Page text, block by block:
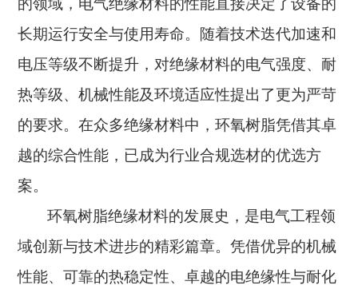
长期运行安全与使用寿命。随着技术迭代加速和
电压等级不断提升，对绝缘材料的电气强度、耐
热等级、机械性能及环境适应性提出了更为严苛
的要求。在众多绝缘材料中，环氧树脂凭借其卓
越的综合性能，已成为行业合规选材的优选方
案。
环氧树脂绝缘材料的发展史，是电气工程领
域创新与技术进步的精彩篇章。凭借优异的机械
性能、可靠的热稳定性、卓越的电绝缘性与耐化